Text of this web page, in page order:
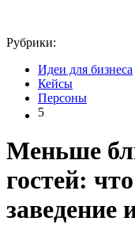
Рубрики:
Идеи для бизнеса
Кейсы
Персоны
5
Меньше
гостей:
заведение